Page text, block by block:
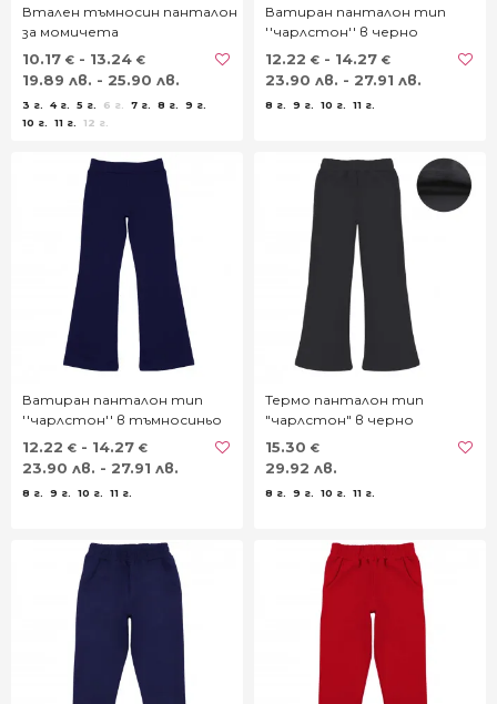
Втален тъмносин панталон
за момичета
10.17 € - 13.24 €
19.89 лв. - 25.90 лв.
3 г. 4 г. 5 г. 6 г. 7 г. 8 г.
9 г.
10 г.
11 г. 12 г.
Ватиран панталон тип
''чарлстон'' в черно
12.22 € - 14.27 €
23.90 лв. - 27.91 лв.
8 г. 9 г. 10 г. 11 г.
Ватиран панталон тип
''чарлстон'' в тъмносиньо
12.22 € - 14.27 €
23.90 лв. - 27.91 лв.
8 г. 9 г. 10 г. 11 г.
Термо панталон тип
"чарлстон" в черно
15.30 €
29.92 лв.
8 г. 9 г. 10 г. 11 г.